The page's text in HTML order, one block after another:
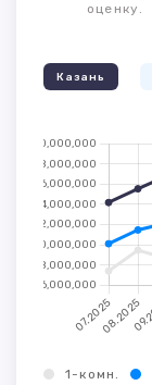
оценку.
Казань
1-комн.